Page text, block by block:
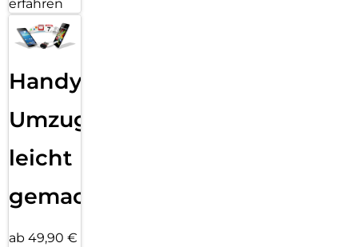
erfahren
Handy
Umzug
leicht
gemacht!
ab 49,90 €